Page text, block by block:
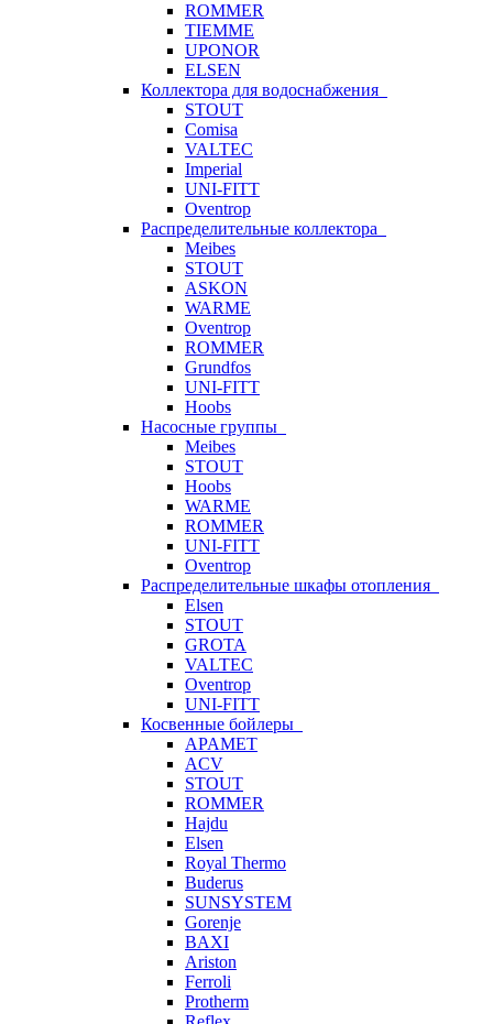
ROMMER
TIEMME
UPONOR
ELSEN
Коллектора для водоснабжения
STOUT
Comisa
VALTEC
Imperial
UNI-FITT
Oventrop
Распределительные коллектора
Meibes
STOUT
ASKON
WARME
Oventrop
ROMMER
Grundfos
UNI-FITT
Hoobs
Насосные группы
Meibes
STOUT
Hoobs
WARME
ROMMER
UNI-FITT
Oventrop
Распределительные шкафы отопления
Elsen
STOUT
GROTA
VALTEC
Oventrop
UNI-FITT
Косвенные бойлеры
APAMET
ACV
STOUT
ROMMER
Hajdu
Elsen
Royal Thermo
Buderus
SUNSYSTEM
Gorenje
BAXI
Ariston
Ferroli
Protherm